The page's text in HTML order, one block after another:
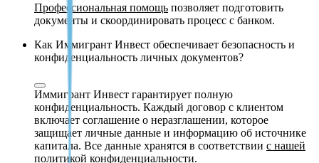
Профессиональная помощь позволяет подготовить
документы и скоординировать процесс с банком.
Как Иммигрант Инвест обеспечивает безопасность и
конфиденциальность личных документов?
Иммигрант Инвест гарантирует полную
конфиденциальность. Каждый договор с клиентом
включает соглашение о неразглашении, которое
защищает личные данные и информацию об источнике
капитала. Все данные хранятся в соответствии с нашей
политикой конфиденциальности.